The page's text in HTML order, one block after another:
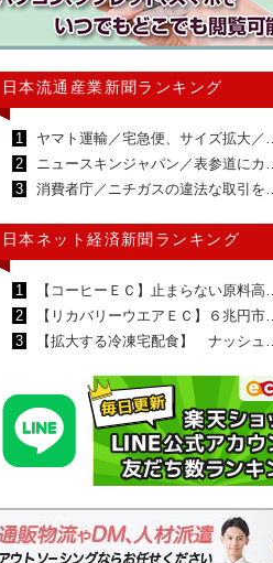
日本流通産業新聞ランキング
1
ヤマト運輸／宅急便、サイズ拡大／…
2
ニュースキンジャパン／表参道にカ…
3
消費者庁／ニチガスの違法な取引を…
日本ネット経済新聞ランキング
1
【コーヒーＥＣ】止まらない原料高…
2
【リカバリーウエアＥＣ】６兆円市…
3
【拡大する冷凍宅配食】 ナッシュ…